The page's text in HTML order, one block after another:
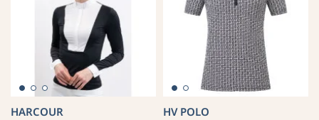
HARCOUR HV POLO